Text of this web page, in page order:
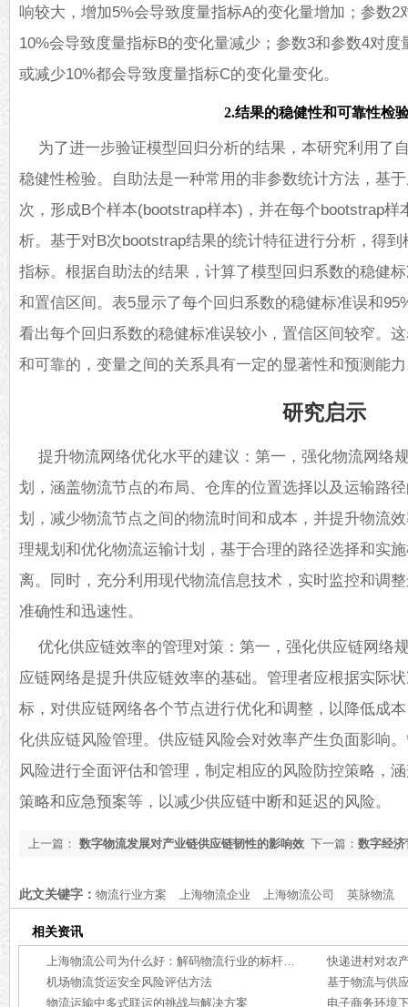
响较大，增加5%会导致度量指标A的变化量增加；参数
10%会导致度量指标B的变化量减少；参数3和参数4对
或减少10%都会导致度量指标C的变化量变化。
2.结果的稳健性和可靠性检
为了进一步验证模型回归分析的结果，本研究利用了
稳健性检验。自助法是一种常用的非参数统计方法，基
次，形成B个样本(bootstrap样本)，并在每个bootstrap样
析。基于对B次bootstrap结果的统计特征进行分析，得
指标。根据自助法的结果，计算了模型回归系数的稳健
和置信区间。表5显示了每个回归系数的稳健标准误和
看出每个回归系数的稳健标准误较小，置信区间较窄。
和可靠的，变量之间的关系具有一定的显著性和预测能
研究启示
提升物流网络优化水平的建议：第一，强化物流网络
划，涵盖物流节点的布局、仓库的位置选择以及运输路
划，减少物流节点之间的物流时间和成本，并提升物流
理规划和优化物流运输计划，基于合理的路径选择和实
离。同时，充分利用现代物流信息技术，实时监控和调
准确性和迅速性。
优化供应链效率的管理对策：第一，强化供应链网络
应链网络是提升供应链效率的基础。管理者应根据实际
标，对供应链网络各个节点进行优化和调整，以降低成
化供应链风险管理。供应链风险会对效率产生负面影响
风险进行全面评估和管理，制定相应的风险防控策略，
策略和应急预案等，以减少供应链中断和延迟的风险。
下一篇： 数字经
上一篇： 数字物流发展对产业链供应链韧性的影响效
此文关键字： 物流行业方案 上海物流企业 上海物流公司 英脉物流
相关资讯
快递进村对农
机场物流货运安全风险评估方法
基于物流与供
物流运输中多式联运的挑战与解决方案
电子商务环境